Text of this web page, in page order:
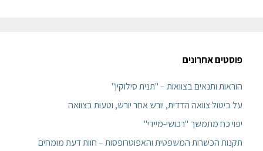
פוסטים אחרונים
הוראות ותנאים בצוואות – "תנית סילוקין"
על ביטול צוואה הדדית, יורש אחר יורש, וטעות בצוואה
יפוי כח מתמשך "רכושי-מיידי"
תקנות הכשרות המשפטית והאפוטרופסות – חוות דעת מומחים